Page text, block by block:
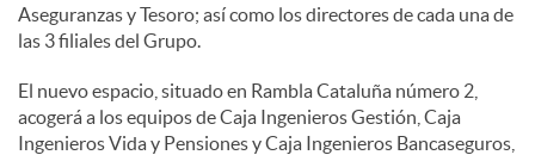
Aseguranzas y Tesoro; así como los directores de cada una de
las 3 filiales del Grupo.
El nuevo espacio, situado en Rambla Cataluña número 2,
acogerá a los equipos de Caja Ingenieros Gestión, Caja
Ingenieros Vida y Pensiones y Caja Ingenieros Bancaseguros,